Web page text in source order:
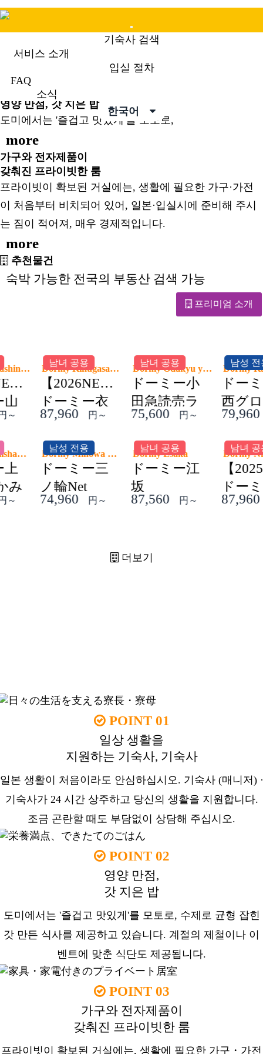
Mobile
Menu
기숙사 검색
서비스 소개
입실 절차
FAQ
소식
한국어
도미는 일본에 유학되는 여러분의 생활을 응원합니다.
영양 만점, 갓 지은 밥
도미에서는 '즐겁고 맛있게'를 모토로,
more
가구와 전자제품이
갖춰진 프라이빗한 룸
프라이빗이 확보된 거실에는, 생활에 필요한 가구·가전
이 처음부터 비치되어 있어, 일본·입실시에 준비해 주시
는 짐이 적어져, 매우 경제적입니다.
more
추천물건
숙박 가능한 전국의 부동산 검색 가능
프리미엄 소개
공용
Dormy Odakyu yomiuriland-mae
ー小
読売ラ
円～
Esaka
ミー江
円～
남성 전용
Dormy Kasai Global House
ドーミー葛
西グローバ
ルハウス
(2023年春リ
ニューアル)
79,960 円～
남녀 공용
Dormy Nishioji-Gojo
【2025NEW】
ドーミー西
大路五条
87,960 円～
남녀 공용
Dormy Sapporo Nishi18chome
ドーミー札
幌西18丁目
82,360
円～
남녀 공용
Dormy Kawaguchi
ドーミー川
109,960
円～
더보기
POINT 01
일상 생활을
지원하는 기숙사, 기숙사
일본 생활이 처음이라도 안심하십시오. 기숙사 (매니저) ·
기숙사가 24 시간 상주하고 당신의 생활을 지원합니다.
조금 곤란할 때도 부담없이 상담해 주십시오.
POINT 02
영양 만점,
갓 지은 밥
도미에서는 '즐겁고 맛있게'를 모토로, 수제로 균형 잡힌
갓 만든 식사를 제공하고 있습니다. 계절의 제철이나 이
벤트에 맞춘 식단도 제공됩니다.
POINT 03
가구와 전자제품이
갖춰진 프라이빗한 룸
프라이빗이 확보된 거실에는, 생활에 필요한 가구・가전